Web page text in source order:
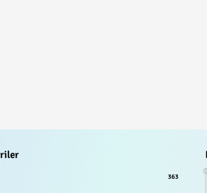
363